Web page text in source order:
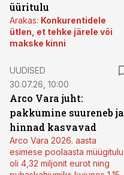
üüritulu
Arakas: Konkurentidele
ütlen, et tehke järele või
makske kinni
UUDISED
30.07.26, 10:00
Arco Vara juht:
pakkumine suureneb ja
hinnad kasvavad
Arco Vara 2026. aasta
esimese poolaasta müügitulu
oli 4,32 miljonit eurot ning